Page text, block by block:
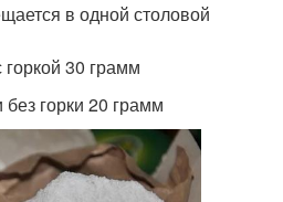
в одной столовой
30 грамм
горки 20 грамм